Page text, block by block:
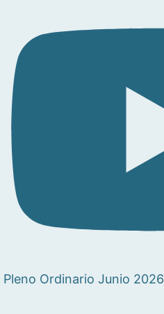
Pleno Ordinario Junio 2026